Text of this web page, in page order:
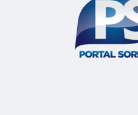
morar legalmente em